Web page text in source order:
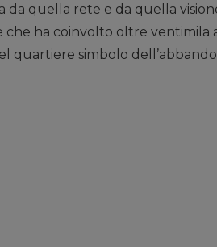
da quella rete e da quella
che ha coinvolto oltre ventimila
quartiere simbolo